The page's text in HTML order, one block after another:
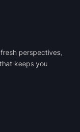
perspectives,
keeps you